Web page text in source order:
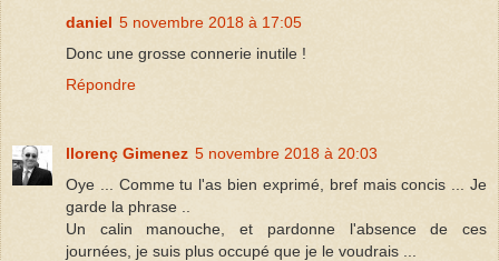
daniel 5 novembre 2018 à 17:05
Donc une grosse connerie inutile !
Répondre
llorenç Gimenez 5 novembre 2018 à 20:03
Oye ... Comme tu l'as bien exprimé, bref mais concis ... Je
garde la phrase ..
Un calin manouche, et pardonne l'absence de ces
journées, je suis plus occupé que je le voudrais ...